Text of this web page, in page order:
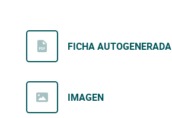
FICHA AUTOGENERADA
IMAGEN